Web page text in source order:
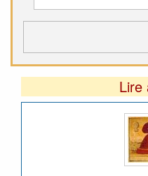
Lire